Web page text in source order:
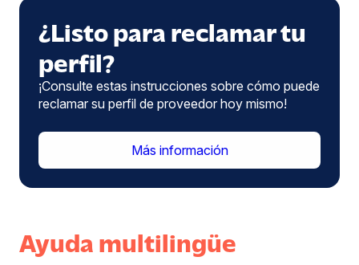
¿Listo para reclamar tu
perfil?
¡Consulte estas instrucciones sobre cómo puede
reclamar su perfil de proveedor hoy mismo!
Más información
Ayuda multilingüe